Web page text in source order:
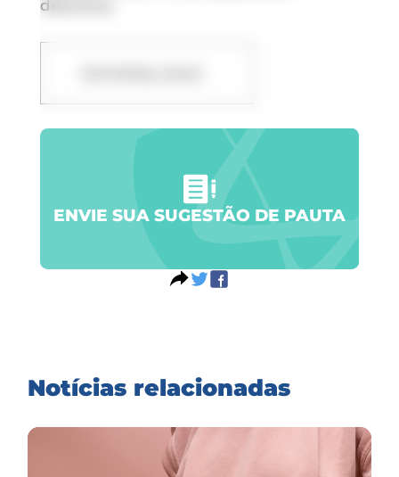
descanso.
ENVIE SUA SUGESTÃO DE PAUTA
Notícias relacionadas